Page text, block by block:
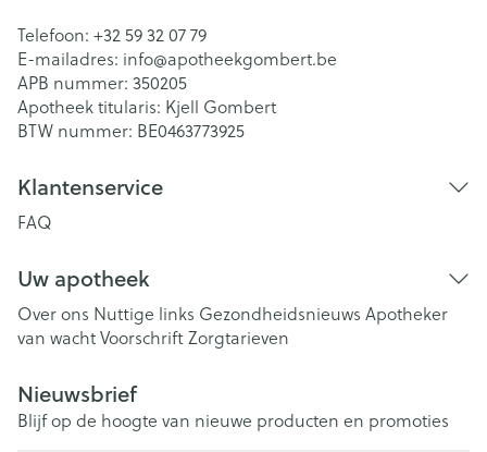
Telefoon: +32 59 32 07 79
E-mailadres: info@apotheekgombert.be
APB nummer: 350205
Apotheek titularis: Kjell Gombert
BTW nummer: BE0463773925
Klantenservice
FAQ
Uw apotheek
Over ons Nuttige links Gezondheidsnieuws Apotheker
van wachtVoorschriftZorgtarieven
Nieuwsbrief
Blijf op de hoogte van nieuwe producten en promoties